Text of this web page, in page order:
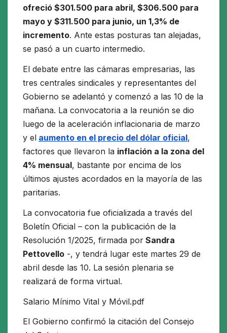
ofreció $301.500 para abril, $306.500 para
mayo y $311.500 para junio, un 1,3% de
incremento. Ante estas posturas tan alejadas,
se pasó a un cuarto intermedio.
El debate entre las cámaras empresarias, las
tres centrales sindicales y representantes del
Gobierno se adelantó y comenzó a las 10 de la
mañana. La convocatoria a la reunión se dio
luego de la aceleración inflacionaria de marzo
y el aumento en el precio del dólar oficial,
factores que llevaron la inflación a la zona del
4% mensual, bastante por encima de los
últimos ajustes acordados en la mayoría de las
paritarias.
La convocatoria fue oficializada a través del
Boletín Oficial – con la publicación de la
Resolución 1/2025, firmada por Sandra
Pettovello -, y tendrá lugar este martes 29 de
abril desde las 10. La sesión plenaria se
realizará de forma virtual.
Salario Mínimo Vital y Móvil.pdf
El Gobierno confirmó la citación del Consejo